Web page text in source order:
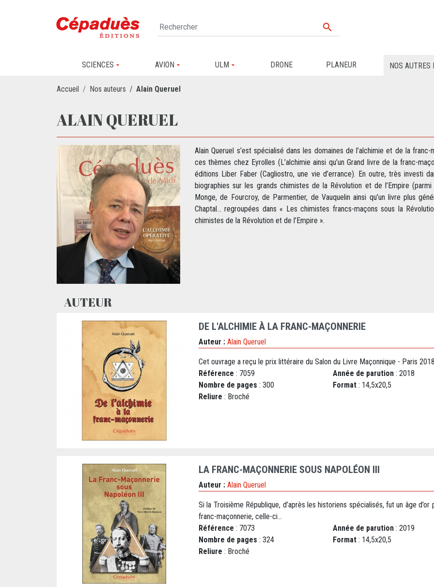

SCIENCES AVION ULM DRONE PLANEUR NOS AUTRES
Accueil Nos auteurs Alain Queruel
ALAIN QUERUEL
Alain Queruel s’est spécialisé dans les domaines de l’alchimie et de la
ces thèmes chez Eyrolles (L’alchimie ainsi qu’un Grand livre de la franc-
éditions Liber Faber (Cagliostro, une vie d’errance). En outre, très investi
biographies sur les grands chimistes de la Révolution et de l’Empire
Monge, de Fourcroy, de Parmentier, de Vauquelin ainsi qu’un livre plus
Chaptal… regroupées dans « Les chimistes francs-maçons sous la
chimistes de la Révolution et de l’Empire ».
AUTEUR
DE L'ALCHIMIE À LA FRANC-MAÇONNERIE
Auteur : Alain Queruel
Cet ouvrage a reçu le prix littéraire du Salon du Livre Maçonnique - Paris 2018
Référence : 7059 Année de parution : 2018
Nombre de pages : 300 Format : 14,5x20,5
Reliure : Broché
LA FRANC-MAÇONNERIE SOUS NAPOLÉON III
Auteur : Alain Queruel
Si la Troisième République, d’après les historiens spécialisés, fut un âge d’or
franc-maçonnerie, celle-ci...
Référence : 7073 Année de parution : 2019
Nombre de pages : 324 Format : 14,5x20,5
Reliure : Broché